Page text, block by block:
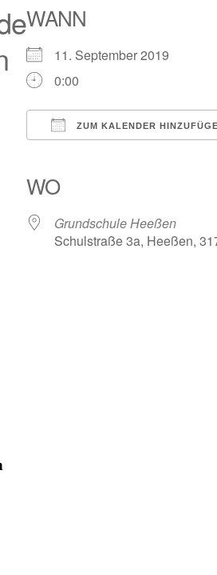
WANN
11. September 2019
0:00
ZUM KALENDER
WO
Grundschule Heeßen
Schulstraße 3a, Heeßen,